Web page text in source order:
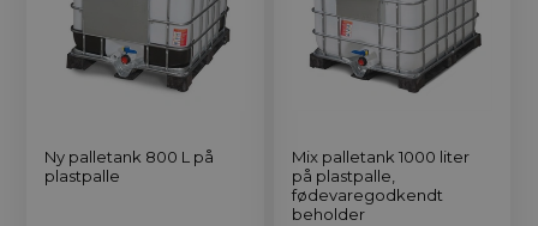
Ny palletank 800 L på
plastpalle
Mix palletank 1000 liter
på plastpalle,
fødevaregodkendt
beholder